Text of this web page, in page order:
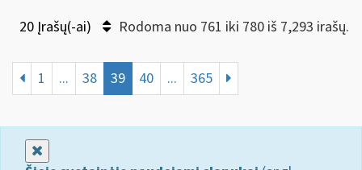
20 Įrašų(-ai) Rodoma nuo 761 iki 780 iš 7,293 irašų.
1 ... 38 39 40 ... 365